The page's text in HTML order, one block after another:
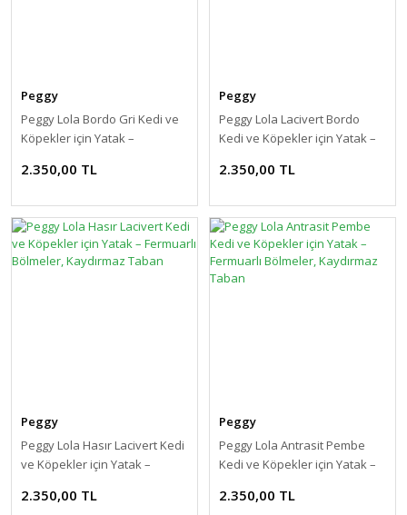
Peggy
Peggy Lola Bordo Gri Kedi ve
Köpekler için Yatak –
Kaydırmaz Taban
2.350,00 TL
Peggy
Peggy Lola Lacivert Bordo
Kedi ve Köpekler için Yatak –
Kaydırmaz Taban
2.350,00 TL
Peggy
Peggy Lola Hasır Lacivert Kedi
ve Köpekler için Yatak –
Kaydırmaz Taban
2.350,00 TL
Peggy
Peggy Lola Antrasit Pembe
Kedi ve Köpekler için Yatak –
Kaydırmaz Taban
2.350,00 TL